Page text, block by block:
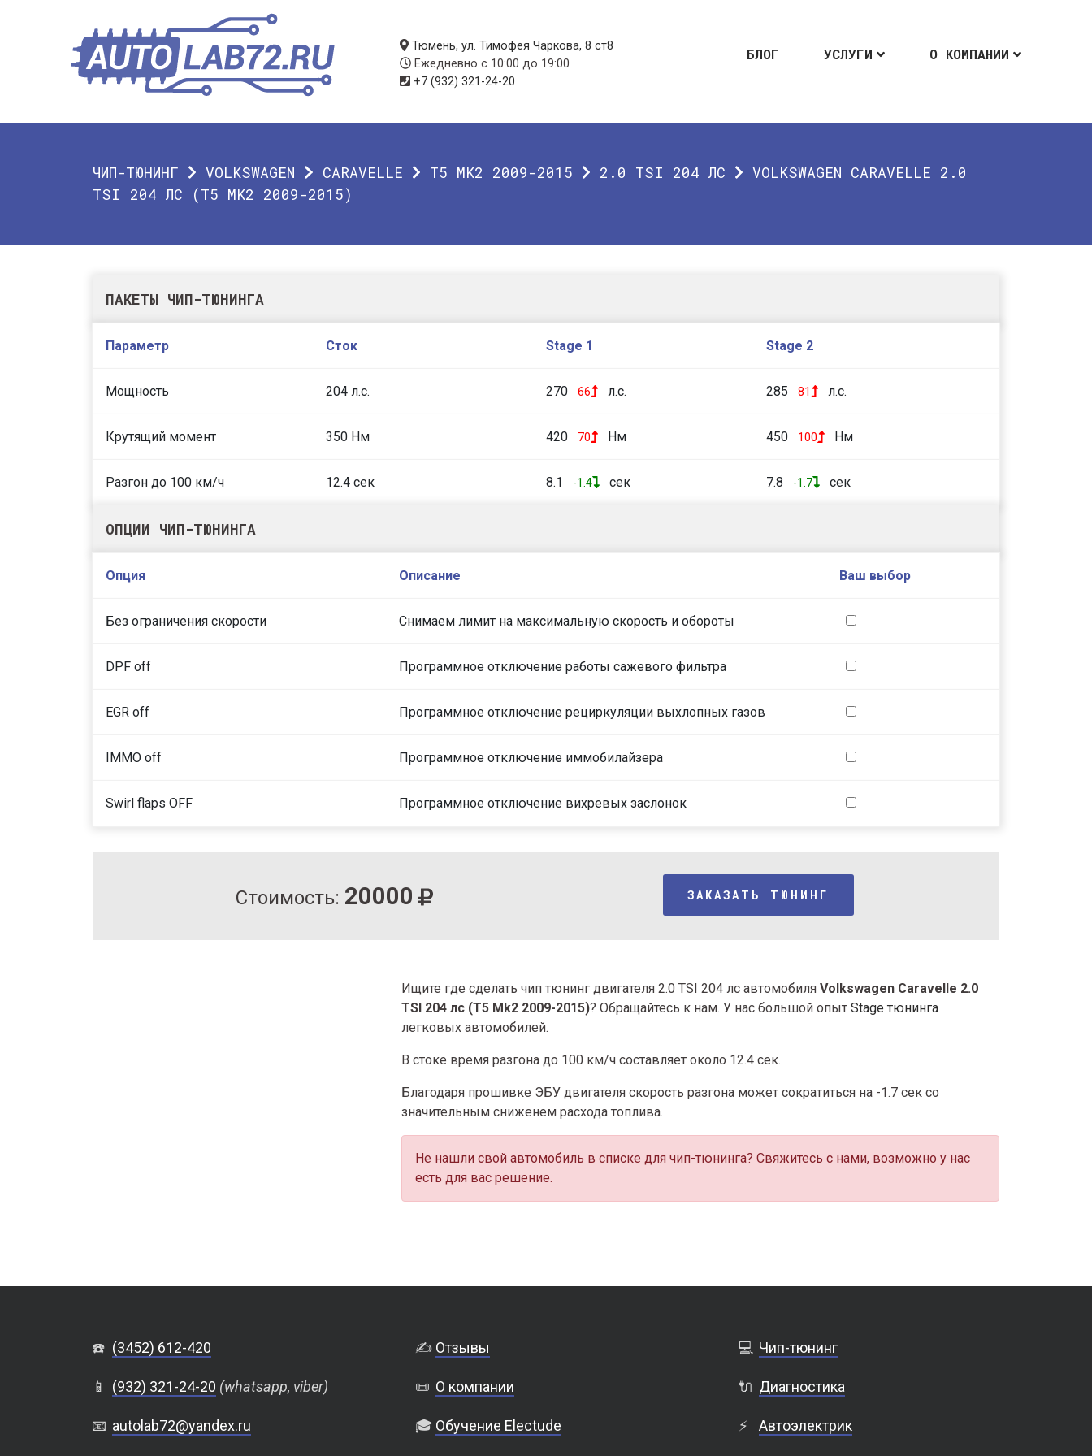
БЛОГ УСЛУГИ О КОМПАНИИ
Тюмень, ул. Тимофея Чаркова, 8 ст8
Ежедневно с 10:00 до 19:00
+7 (932) 321-24-20
ЧИП-ТЮНИНГ VOLKSWAGEN CARAVELLE T5 MK2 2009-2015 2.0 TSI 204 ЛС
VOLKSWAGEN CARAVELLE 2.0
TSI 204 ЛС (T5 MK2 2009-2015)
ПАКЕТЫ ЧИП-ТЮНИНГА
Параметр Сток Stage 1 Stage 2
Мощность 204 л.с. 270 66 л.с. 285 81 л.с.
Крутящий момент 350 Нм 420 70 Нм 450 100 Нм
Разгон до 100 км/ч 12.4 сек 8.1 -1.4 сек 7.8 -1.7 сек
ОПЦИИ ЧИП-ТЮНИНГА
Опция Описание Ваш выбор
Без ограничения скорости Снимаем лимит на максимальную скорость и обороты
DPF off Программное отключение работы сажевого фильтра
EGR off Программное отключение рециркуляции выхлопных газов
IMMO off Программное отключение иммобилайзера
Swirl flaps OFF Программное отключение вихревых заслонок
Стоимость: 20000 ЗАКАЗАТЬ ТЮНИНГ
Ищите где сделать чип тюнинг двигателя 2.0 TSI 204 лс автомобиля Volkswagen Caravelle 2.0
TSI 204 лс (T5 Mk2 2009-2015)? Обращайтесь к нам. У нас большой опыт Stage тюнинга
легковых автомобилей.
В стоке время разгона до 100 км/ч составляет около 12.4 сек.
Благодаря прошивке ЭБУ двигателя скорость разгона может сократиться на -1.7 сек со
значительным сниженем расхода топлива.
Не нашли свой автомобиль в списке для чип-тюнинга? Свяжитесь с нами, возможно у нас
есть для вас решение.
☎️ (3452) 612-420
📱 (932) 321-24-20 (whatsapp, viber)
📧 autolab72@yandex.ru
✍️ Отзывы
📜 О компании
🎓 Обучение Electude
💻 Чип-тюнинг
🔌 Диагностика
⚡ Автоэлектрик